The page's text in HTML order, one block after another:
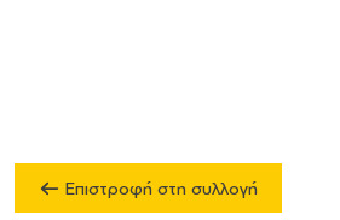
Επιστροφή στη συλλογή